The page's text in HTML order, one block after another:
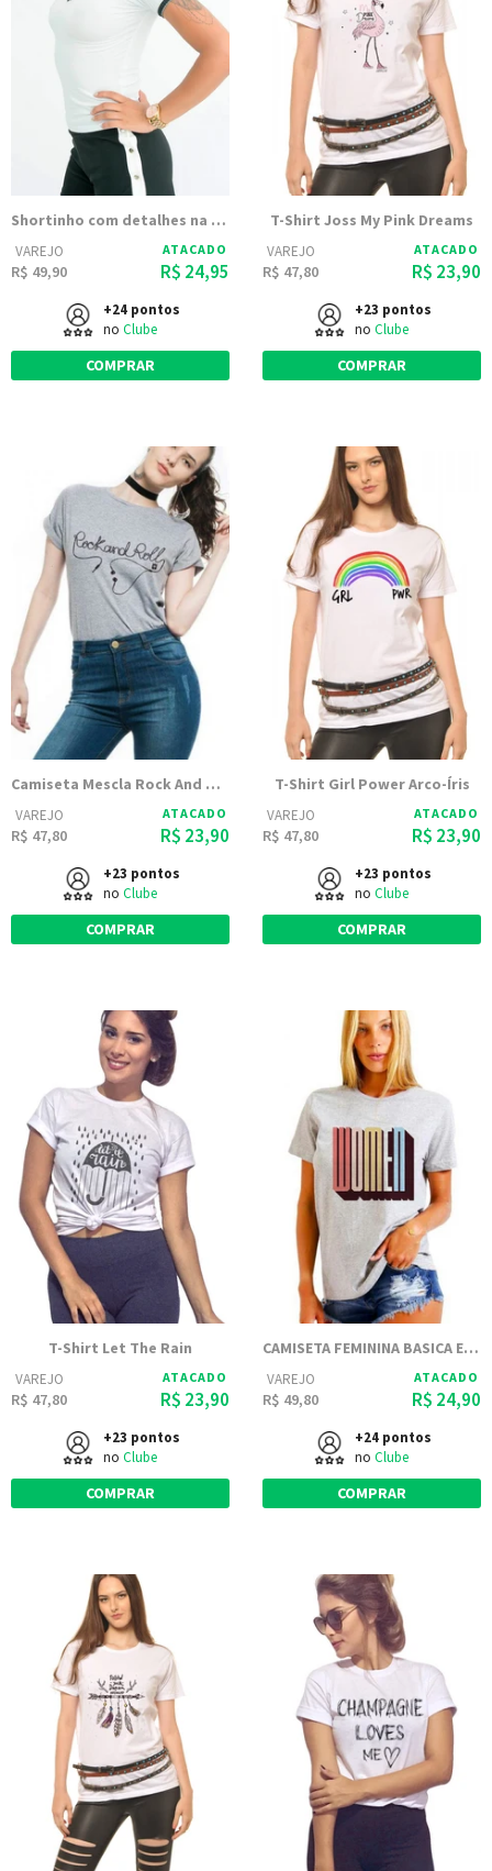
Shortinho com detalhes na lateral
VAREJO
R$ 49,90
ATACADO
R$ 24,95
+24 pontos
no Clube
COMPRAR
T-Shirt Joss My Pink Dreams
VAREJO
R$ 47,80
ATACADO
R$ 23,90
+23 pontos
no Clube
COMPRAR
Camiseta Mescla Rock And Roll
VAREJO
R$ 47,80
ATACADO
R$ 23,90
+23 pontos
no Clube
COMPRAR
T-Shirt Girl Power Arco-Íris
VAREJO
R$ 47,80
ATACADO
R$ 23,90
+23 pontos
no Clube
COMPRAR
T-Shirt Let The Rain
VAREJO
R$ 47,80
ATACADO
R$ 23,90
+23 pontos
no Clube
COMPRAR
CAMISETA FEMININA BASICA ESTAMPADA JOSS - WOMEN
VAREJO
R$ 49,80
ATACADO
R$ 24,90
+24 pontos
no Clube
COMPRAR